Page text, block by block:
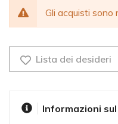
Gli acquisti sono
Lista dei desideri
Informazioni